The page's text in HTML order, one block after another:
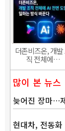
더존비즈온, 개발
직 전체에…
많이 본 뉴스
늦어진 장마…
현대차, 전동